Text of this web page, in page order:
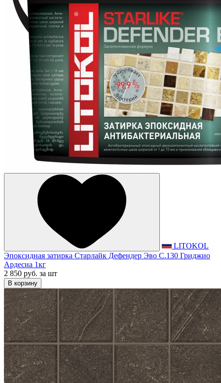
LITOKOL
Эпоксидная затирка Старлайк Дефендер Эво С.130 Гриджио
Ардесиа 1кг
2 850 руб. за шт
В корзину